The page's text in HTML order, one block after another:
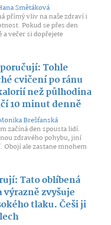
Smětáková
přímý vliv na naše zdraví i
Pokud se přes den
a večer si dopřejete
Tohle
cvičení po ránu
než půlhodina
10 minut denně
Brešťanská
začíná den spousta lidí.
zdravého pohybu, jiní
ale zastane mnohem
Tato oblíbená
zvyšuje
tlaku. Češi ji